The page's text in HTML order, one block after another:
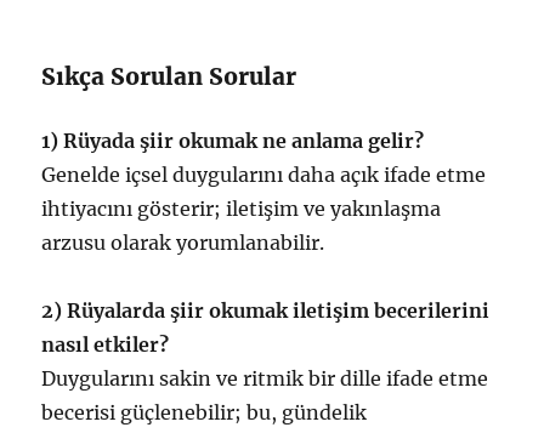
Sıkça Sorulan Sorular
1) Rüyada şiir okumak ne anlama gelir?
Genelde içsel duygularını daha açık ifade etme
ihtiyacını gösterir; iletişim ve yakınlaşma
arzusu olarak yorumlanabilir.
2) Rüyalarda şiir okumak iletişim becerilerini
nasıl etkiler?
Duygularını sakin ve ritmik bir dille ifade etme
becerisi güçlenebilir; bu, gündelik